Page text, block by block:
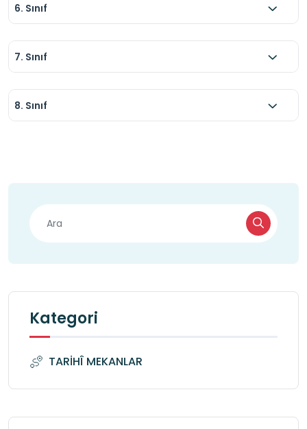
6. Sınıf
7. Sınıf
8. Sınıf
Kategori
TARİHÎ MEKANLAR